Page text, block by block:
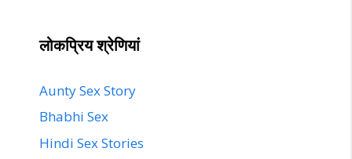
लोकप्रिय श्रेणियां
Aunty Sex Story
Bhabhi Sex
Hindi Sex Stories